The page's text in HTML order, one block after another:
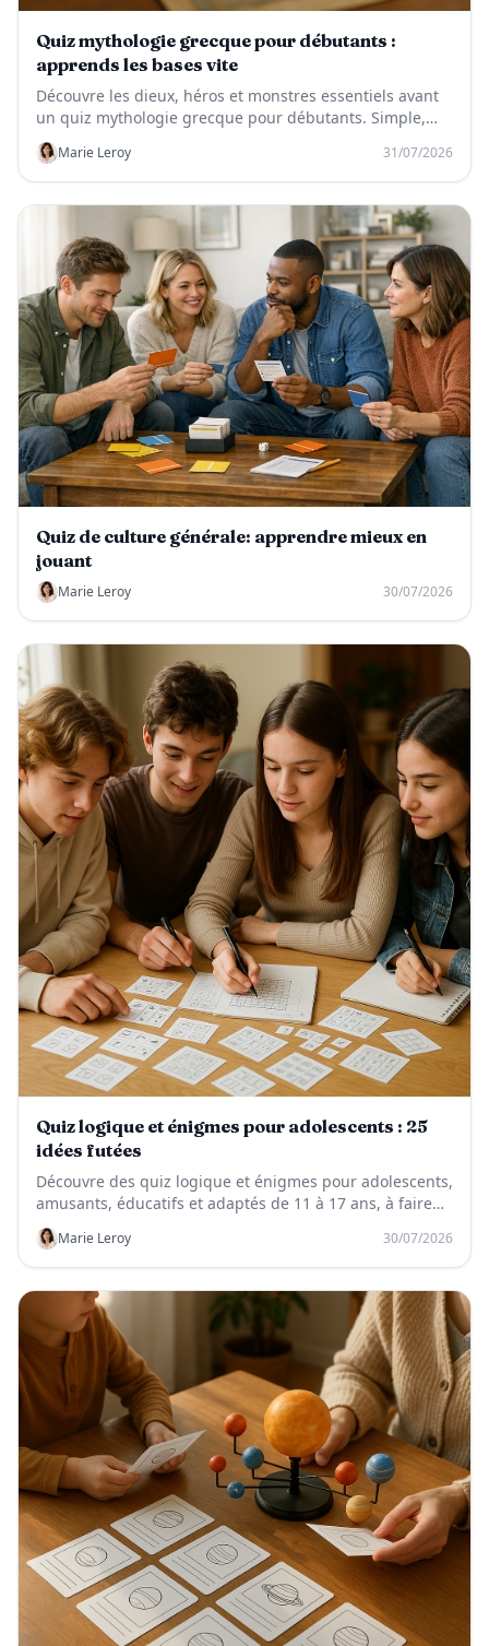
Quiz mythologie grecque pour débutants :
apprends les bases vite
Découvre les dieux, héros et monstres essentiels avant
un quiz mythologie grecque pour débutants. Simple,
ludique et facile à mémoriser.
Marie Leroy 31/07/2026
Quiz de culture générale: apprendre mieux en
jouant
Marie Leroy 30/07/2026
Quiz logique et énigmes pour adolescents : 25
idées futées
Découvre des quiz logique et énigmes pour adolescents,
amusants, éducatifs et adaptés de 11 à 17 ans, à faire
seul, en classe ou entre amis.
Marie Leroy 30/07/2026